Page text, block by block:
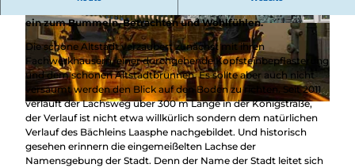
© Petra Markus, Touristikverband Siegen-Wittgenstein e.V.
© Petra Markus © Klaus Neuser
ein zum Bummeln, Betrachten und Wohlfühlen.
Die schöne Altstadt verzaubert zunächst mit ihren
Fachwerkhäusern, einer durchgehende Kopfsteinbepflasterung
und dem schönen Altstadtbrunnen. Es sollte aber auch nicht
versäumt werden den Blick auf den Boden zu richten. Seit 2011
verläuft der Lachsweg über 300 m Länge in der Königstraße,
der Verlauf ist nicht etwa willkürlich sondern dem natürlichen
Verlauf des Bächleins Laasphe nachgebildet. Und historisch
gesehen erinnern die eingemeißelten Lachse der
Namensgebung der Stadt. Denn der Name der Stadt leitet sich